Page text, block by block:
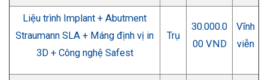
Liệu trình Implant + Abutment
Straumann SLA + Máng định vị in
3D + Công nghệ Safest
Trụ
30.000.0
00 VND
Vĩnh
viễn